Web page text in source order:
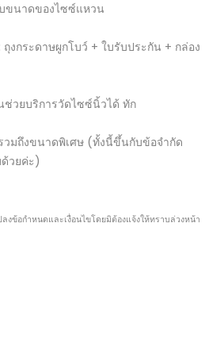
ขนาดของไซซ์แหวน
ถุงกระดาษผูกโบว์ + ใบรับประกัน + กล่อง
วยบริการวัดไซซ์นิ้วได้ ทัก
มถึงขนาดพิเศษ​ (ทั้งนี้ขึ้นกับข้อจำกัด
วยค่ะ)
งข้อกำหนดและเงื่อนไขโดยมิต้องแจ้งให้ทราบล่วงหน้า